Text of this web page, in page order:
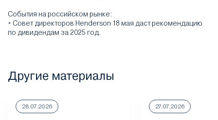
События на российском рынке:
• Совет директоров Henderson 18 мая даст рекомендацию
по дивидендам за 2025 год.
Другие материалы
28.07.2026 27.07.2026